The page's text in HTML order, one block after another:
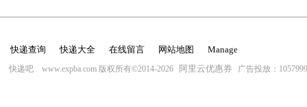
快递查询 快递大全 在线留言 网站地图 Manage
快递吧 www.expba.com 版权所有©2014-2026 阿里云优惠券 广告投放：